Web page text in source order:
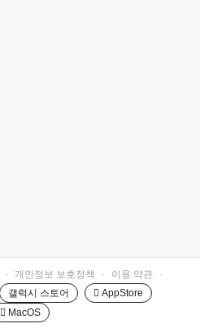
· 개인정보 보호정책 · 이용 약관
·
갤럭시 스토어
 AppStore
 MacOS